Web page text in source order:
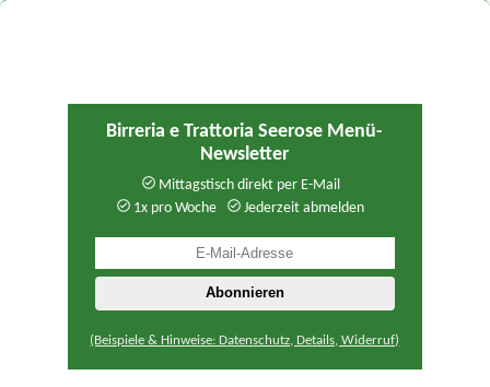
Birreria e Trattoria Seerose Menü-
Newsletter
Mittagstisch direkt per E-Mail
1x pro Woche
Jederzeit abmelden
(Beispiele & Hinweise: Datenschutz, Details, Widerruf)